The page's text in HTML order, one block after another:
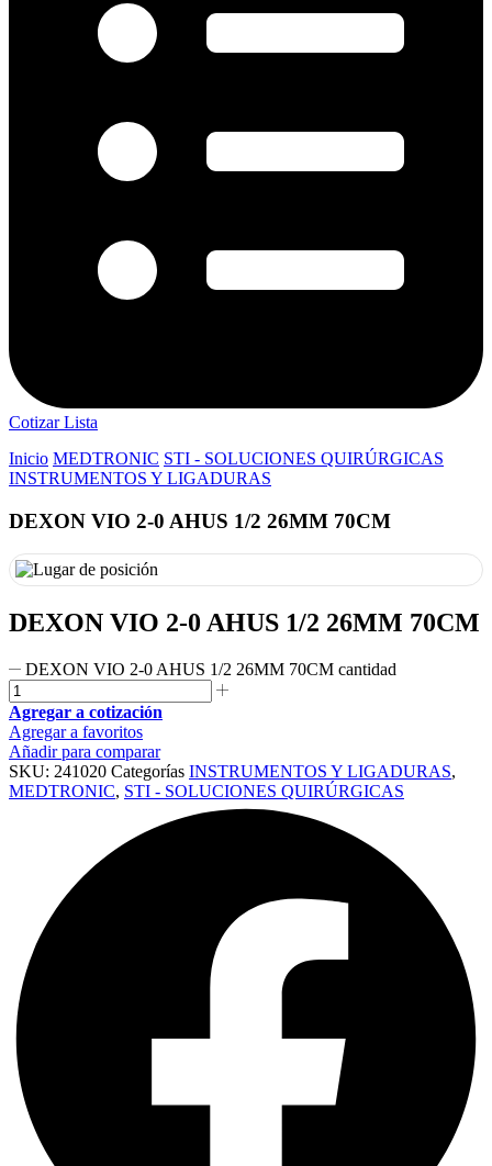
Cotizar Lista
Inicio MEDTRONIC STI - SOLUCIONES QUIRÚRGICAS
INSTRUMENTOS Y LIGADURAS
DEXON VIO 2-0 AHUS 1/2 26MM 70CM
DEXON VIO 2-0 AHUS 1/2 26MM 70CM
DEXON VIO 2-0 AHUS 1/2 26MM 70CM cantidad
Agregar a cotización
Agregar a favoritos
Añadir para comparar
SKU: 241020 Categorías INSTRUMENTOS Y LIGADURAS,
MEDTRONIC, STI - SOLUCIONES QUIRÚRGICAS